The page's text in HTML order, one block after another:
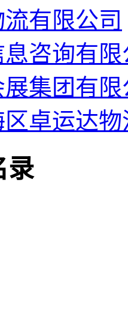
有限公司
咨询有限
展集团有
卓运达物
录